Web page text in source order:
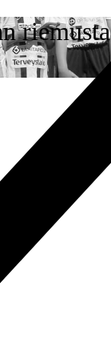
riemusta